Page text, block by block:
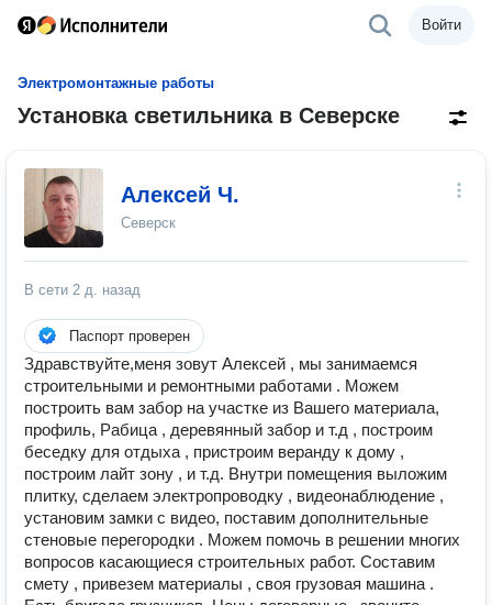
Войти
Электромонтажные работы
Установка светильника в Северске
Алексей Ч.
Северск
В сети 2 д. назад
Паспорт проверен
Здравствуйте,меня зовут Алексей , мы занимаемся
строительными и ремонтными работами . Можем
построить вам забор на участке из Вашего материала,
профиль, Рабица , деревянный забор и т.д , построим
беседку для отдыха , пристроим веранду к дому ,
построим лайт зону , и т.д. Внутри помещения выложим
плитку, сделаем электропроводку , видеонаблюдение ,
установим замки с видео, поставим дополнительные
стеновые перегородки . Можем помочь в решении многих
вопросов касающиеся строительных работ. Составим
смету , привезем материалы , своя грузовая машина .